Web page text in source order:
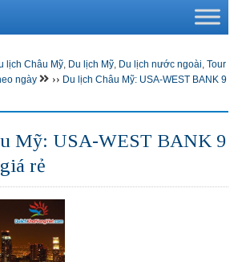
lịch Châu Mỹ, Du lịch Mỹ, Du lịch nước ngoài,Tour
ngày ›› Du lịch Châu Mỹ: USA-WEST BANK 9
Mỹ: USA-WEST BANK 9
rẻ